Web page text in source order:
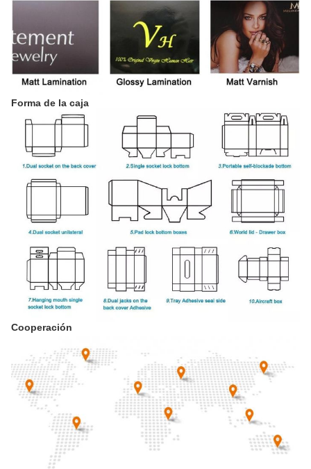
Forma de la caja
Cooperación